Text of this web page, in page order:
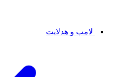
لامپ و هدلایت